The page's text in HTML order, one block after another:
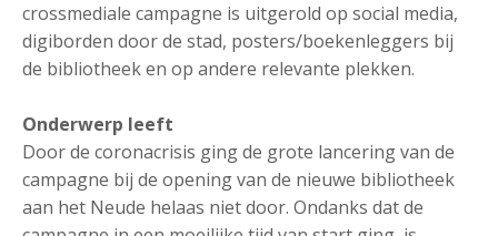
crossmediale campagne is uitgerold op social media,
digiborden door de stad, posters/boekenleggers bij
de bibliotheek en op andere relevante plekken.
Onderwerp leeft
Door de coronacrisis ging de grote lancering van de
campagne bij de opening van de nieuwe bibliotheek
aan het Neude helaas niet door. Ondanks dat de